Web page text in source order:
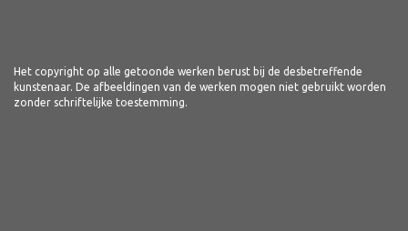
Het copyright op alle getoonde werken berust bij de desbetreffende
kunstenaar. De afbeeldingen van de werken mogen niet gebruikt worden
zonder schriftelijke toestemming.